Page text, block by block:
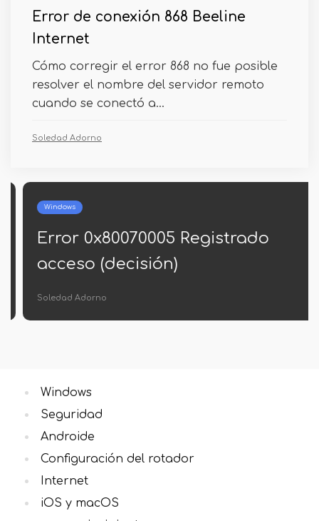
Error de conexión 868 Beeline
Internet
Cómo corregir el error 868 no fue posible
resolver el nombre del servidor remoto
cuando se conectó a...
Soledad Adorno
Windows
Error 0x80070005 Registrado
acceso (decisión)
Soledad Adorno
Windows
Seguridad
Androide
Configuración del rotador
Internet
iOS y macOS